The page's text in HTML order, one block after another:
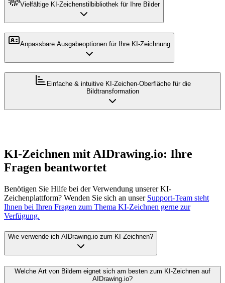
Vielfältige KI-Zeichenstilbibliothek für Ihre Bilder
Anpassbare Ausgabeoptionen für Ihre KI-Zeichnung
Einfache & intuitive KI-Zeichen-Oberfläche für die
Bildtransformation
KI-Zeichnen mit AIDrawing.io: Ihre
Fragen beantwortet
Benötigen Sie Hilfe bei der Verwendung unserer KI-
Zeichenplattform? Wenden Sie sich an unser Support-Team steht
Ihnen bei Ihren Fragen zum Thema KI-Zeichnen gerne zur
Verfügung.
Wie verwende ich AIDrawing.io zum KI-Zeichnen?
Welche Art von Bildern eignet sich am besten zum KI-Zeichnen auf
AIDrawing.io?